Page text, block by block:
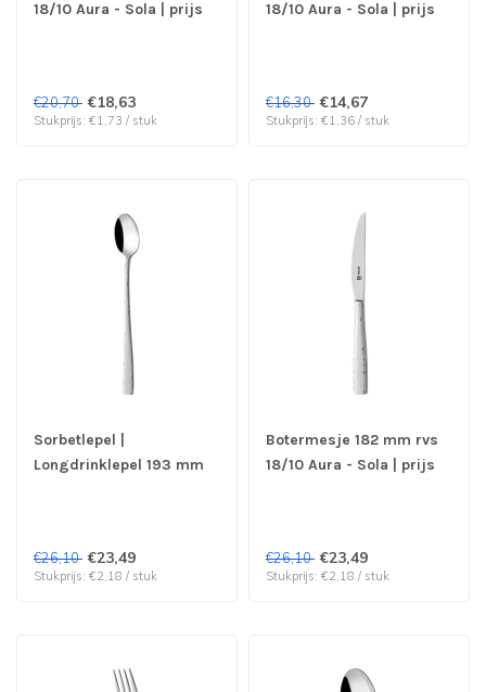
18/10 Aura - Sola | prijs
€20,70 €18,63
Stukprijs: €1,73 / stuk
18/10 Aura - Sola | prijs
€16,30 €14,67
Stukprijs: €1,36 / stuk
Sorbetlepel |
Longdrinklepel 193 mm
€26,10 €23,49
Stukprijs: €2,18 / stuk
Botermesje 182 mm rvs
18/10 Aura - Sola | prijs
€26,10 €23,49
Stukprijs: €2,18 / stuk